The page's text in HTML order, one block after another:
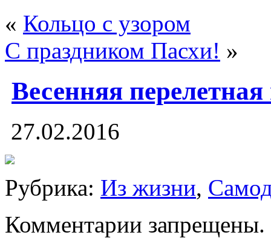
« Кольцо с узором
С праздником Пасхи! »
Весенняя
27.02.2016
Рубрика: Из жизни,
Комментарии запрещены.